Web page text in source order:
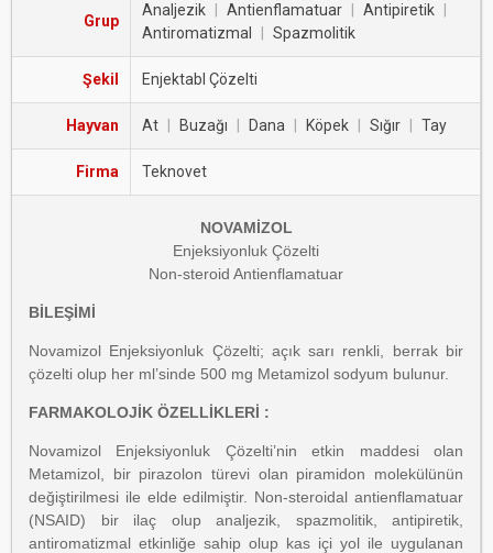
Grup
Analjezik Antienflamatuar Antipiretik
Antiromatizmal
Spazmolitik
Şekil Enjektabl Çözelti
Hayvan At Buzağı Dana Köpek Sığır Tay
Firma Teknovet
NOVAMİZOL
Enjeksiyonluk Çözelti
Non-steroid Antienflamatuar
BİLEŞİMİ
Novamizol Enjeksiyonluk Çözelti; açık sarı renkli, berrak bir
çözelti olup her ml’sinde 500 mg Metamizol sodyum bulunur.
FARMAKOLOJİK ÖZELLİKLERİ :
Novamizol Enjeksiyonluk Çözelti’nin etkin maddesi olan
Metamizol, bir pirazolon türevi olan piramidon molekülünün
değiştirilmesi ile elde edilmiştir. Non-steroidal antienflamatuar
(NSAID) bir ilaç olup analjezik, spazmolitik, antipiretik,
antiromatizmal etkinliğe sahip olup kas içi yol ile uygulanan